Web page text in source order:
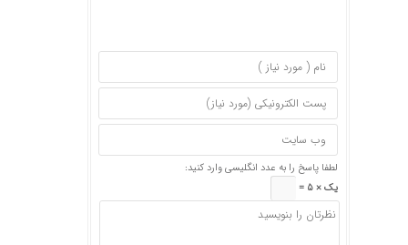
لطفا پاسخ را به عدد انگلیسی وارد کنید:
یک × 5 =